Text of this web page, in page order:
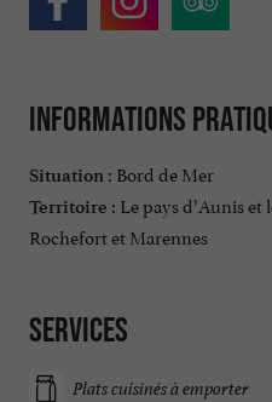
Informations
Situation : Bord de Mer
Territoire : Le pays d’Aunis et
Rochefort et Marennes
Services
Plats cuisinés à emporter